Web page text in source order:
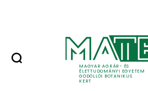
MAGYAR AGRÁR- ÉS
ÉLETTUDOMÁNYI EGYETEM
GÖDÖLLŐI BOTANIKUS
KERT
Galéria